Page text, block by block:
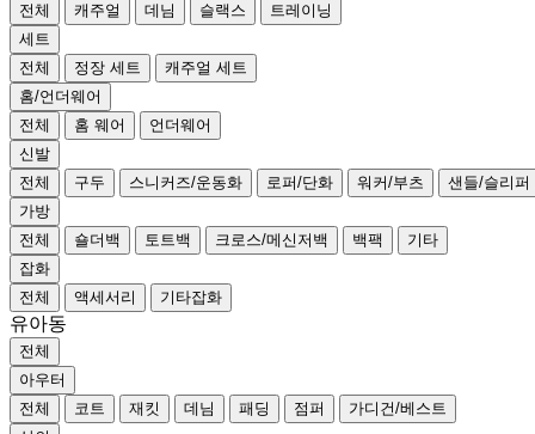
전체
캐주얼 데님 슬랙스
트레이닝
세트
전체
정장 세트
캐주얼 세트
홈/언더웨어
전체
홈 웨어
언더웨어
신발
전체
구두 스니커즈/운동화 로퍼/단화 워커/부츠
샌들/슬리퍼
가방
전체
숄더백 토트백 크로스/메신저백 백팩
기타
잡화
전체
액세서리 기타잡화
유아동
전체
아우터
전체
코트 재킷 데님 패딩 점퍼
가디건/베스트